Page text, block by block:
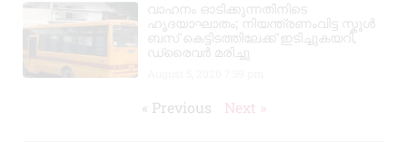
വാഹനം ഓടിക്കുന്നതിനിടെ
ഹൃദയാഘാതം; നിയന്ത്രണംവിട്ട സ്കൂൾ
ബസ് കെട്ടിടത്തിലേക്ക് ഇടിച്ചുകയറി,
ഡ്രൈവർ മരിച്ചു
« Previous Next »